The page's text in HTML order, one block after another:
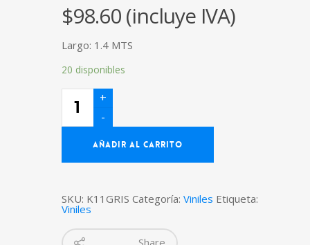
$98.60(incluye IVA)
Largo: 1.4 MTS
20 disponibles
DOLARO
PIEL
por
Metro,
cantidadAÑADIR AL CARRITO
SKU: K11GRIS Categoría: Viniles Etiqueta:
Viniles
Share